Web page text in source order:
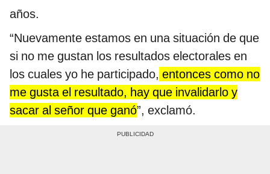
años.
“Nuevamente estamos en una situación de que
si no me gustan los resultados electorales en
los cuales yo he participado, entonces como no
me gusta el resultado, hay que invalidarlo y
sacar al señor que ganó”, exclamó.